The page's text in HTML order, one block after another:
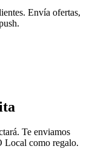
Envía ofertas,
Te enviamos
Local como regalo.